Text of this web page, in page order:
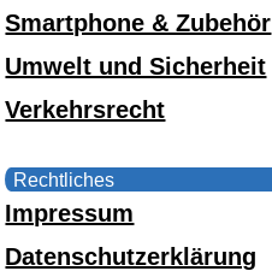
Smartphone & Zubehör
Umwelt und Sicherheit
Verkehrsrecht
Rechtliches
Impressum
Datenschutzerklärung